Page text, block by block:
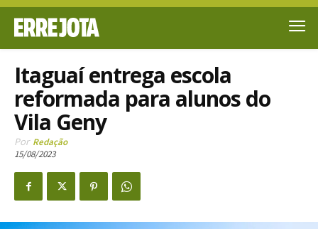
Itaguaí entrega escola
reformada para alunos do
Vila Geny
Por Redação
15/08/2023